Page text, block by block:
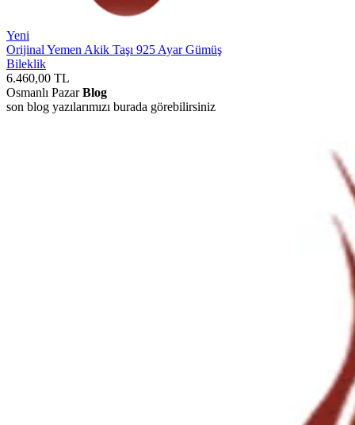
Yeni
Orijinal Yemen Akik Taşı 925 Ayar Gümüş
Bileklik
6.460,00 TL
Osmanlı PazarBlog
son blog yazılarımızı burada görebilirsiniz